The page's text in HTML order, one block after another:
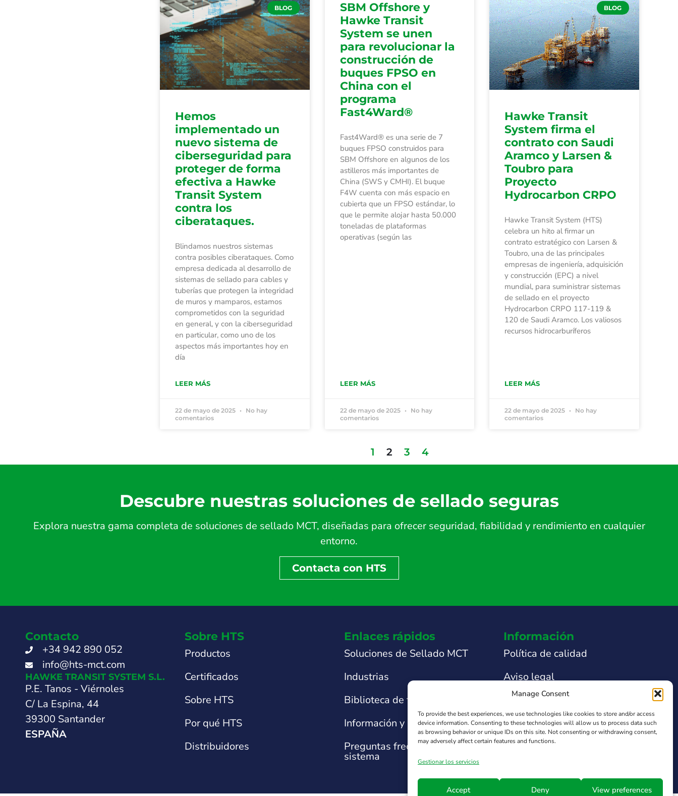
Manage Consent
To provide the best experiences, we use technologies like cookies to store and/or access
device information. Consenting to these technologies will allow us to process data such
as browsing behavior or unique IDs on this site. Not consenting or withdrawing consent,
may adversely affect certain features and functions.
Gestionar los servicios
Accept Deny View preferences
BLOG
Hemos
implementado un
nuevo sistema de
ciberseguridad para
proteger de forma
efectiva a Hawke
Transit System
contra los
ciberataques.
Blindamos nuestros sistemas
contra posibles ciberataques. Como
empresa dedicada al desarrollo de
sistemas de sellado para cables y
tuberías que protegen la integridad
de muros y mamparos, estamos
comprometidos con la seguridad
en general, y con la ciberseguridad
en particular, como uno de los
aspectos más importantes hoy en
día
LEER MÁS
22 de mayo de 2025
No hay
comentarios
SBM Offshore y
Hawke Transit
System se unen
para revolucionar la
construcción de
buques FPSO en
China con el
programa
Fast4Ward®
Fast4Ward® es una serie de 7
buques FPSO construidos para
SBM Offshore en algunos de los
astilleros más importantes de
China (SWS y CMHI). El buque
F4W cuenta con más espacio en
cubierta que un FPSO estándar, lo
que le permite alojar hasta 50.000
toneladas de plataformas
operativas (según las
LEER MÁS
22 de mayo de 2025
No hay
comentarios
BLOG
Hawke Transit
System firma el
contrato con Saudi
Aramco y Larsen &
Toubro para
Proyecto
Hydrocarbon CRPO
Hawke Transit System (HTS)
celebra un hito al firmar un
contrato estratégico con Larsen &
Toubro, una de las principales
empresas de ingeniería, adquisición
y construcción (EPC) a nivel
mundial, para suministrar sistemas
de sellado en el proyecto
Hydrocarbon CRPO 117-119 &
120 de Saudi Aramco. Los valiosos
recursos hidrocarburíferos
LEER MÁS
22 de mayo de 2025
No hay
comentarios
1 2 3 4
Descubre nuestras soluciones de sellado seguras
Explora nuestra gama completa de soluciones de sellado MCT, diseñadas para ofrecer seguridad, fiabilidad y rendimiento en cualquier
entorno.
Contacta con HTS
Contacto
+34 942 890 052
info@hts-mct.com
HAWKE TRANSIT SYSTEM S.L.
P.E. Tanos - Viérnoles
C/ La Espina, 44
39300 Santander
ESPAÑA
Sobre HTS
Productos
Certificados
Sobre HTS
Por qué HTS
Distribuidores
Enlaces rápidos
Soluciones de Sellado MCT
Industrias
Biblioteca de fichas técnicas
Información y asistencia técnica
Preguntas frecuentes sobre el
sistema
Información
Política de calidad
Aviso legal
Política de privacidad
Política de Cookies
Ley de Transparencia